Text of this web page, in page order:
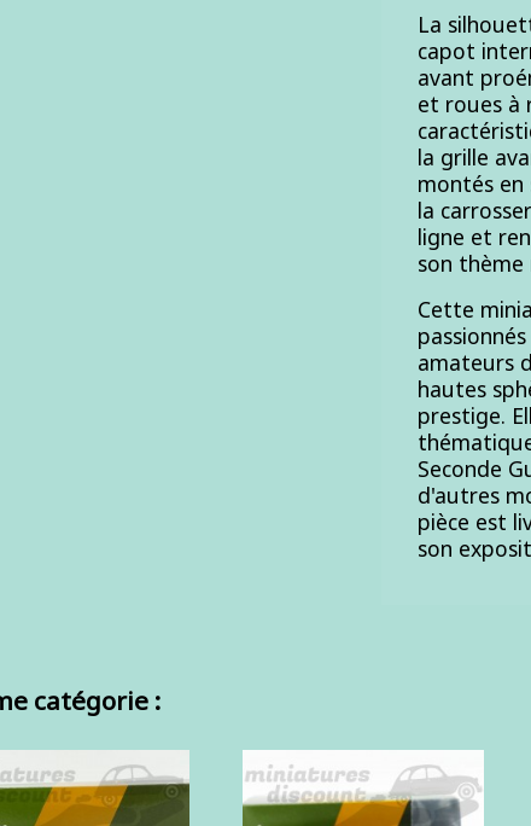
La
capot
avant
et roues à
la grille
montés
la
ligne et
son
Cette
amateurs
hautes
prestige.
Seconde
d'autres
pièce est
son
catégorie :